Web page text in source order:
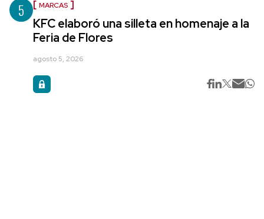
5 MARCAS
KFC elaboró una silleta en homenaje a la
Feria de Flores
agosto 5, 2026